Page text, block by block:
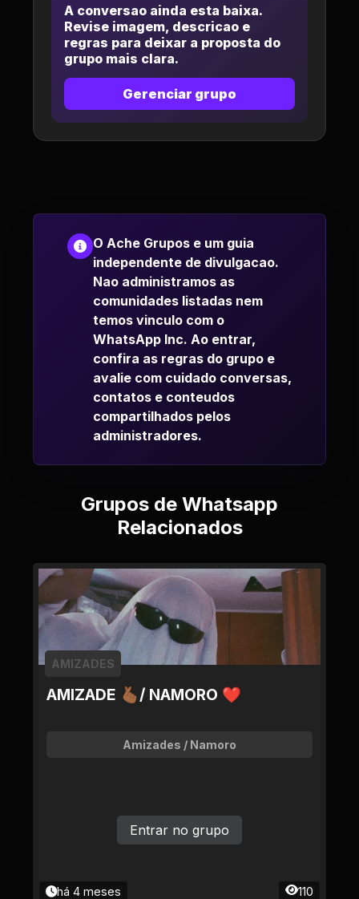
A conversao ainda esta baixa.
Revise imagem, descricao e
regras para deixar a proposta do
grupo mais clara.
Gerenciar grupo
O Ache Grupos e um guia
independente de divulgacao.
Nao administramos as
comunidades listadas nem
temos vinculo com o
WhatsApp Inc. Ao entrar,
confira as regras do grupo e
avalie com cuidado conversas,
contatos e conteudos
compartilhados pelos
administradores.
Grupos de Whatsapp
Relacionados
AMIZADE 🫰🏾/ NAMORO ❤
AMIZADES
Amizades / Namoro
há 4 meses 110
Entrar no grupo